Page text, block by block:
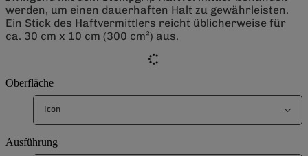
werden, um einen dauerhaften Halt zu gewährleisten.
Ein Stick des Haftvermittlers reicht üblicherweise für
ca. 30 cm x 10 cm (300 cm²) aus.
Oberfläche
Icon
Ausführung